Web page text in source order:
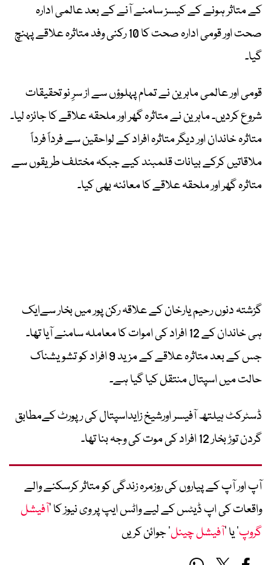
کے متاثر ہونے کے کیسز سامنے آنے کے بعد عالمی ادارہ
صحت اور قومی ادارہ صحت کا 10 رکنی وفد متاثرہ علاقے پہنچ
گیا۔
قومی اور عالمی ماہرین نے تمام پہلوؤں سے از سرِ نو تحقیقات
شروع کردیں۔ ماہرین نے متاثرہ گھر اور ملحقہ علاقے کا جائزہ لیا۔
متاثرہ خاندان اور دیگر متاثرہ افراد کے لواحقین سے فرداً فرداً
ملاقاتیں کرکے بیانات قلمبند کیے جبکہ مختلف طریقوں سے
متاثرہ گھر اور ملحقہ علاقے کا معائنہ بھی کیا۔
گزشتہ دنوں رحیم یارخان کے علاقہ رکن پور میں بخار سےایک
ہی خاندان کے 12 افراد کی اموات کا معاملہ سامنے آیا تھا۔
جس کے بعد متاثرہ علاقے کے مزید 9 افراد کو تشویشناک
حالت میں اسپتال منتقل کیا گیا ہے۔
ڈسٹرکٹ ہیلتھ آفیسر اورشیخ زایداسپتال کی رپورٹ کےمطابق
گردن توڑ بخار 12 افراد کی موت کی وجہ بنا تھا۔
آپ اور آپ کے پیاروں کی روزمرہ زندگی کو متاثر کرسکنے والے
واقعات کی اپ ڈیٹس کے لیے واٹس ایپ پر وی نیوز کا ’آفیشل
گروپ‘ یا ’آفیشل چینل‘ جوائن کریں